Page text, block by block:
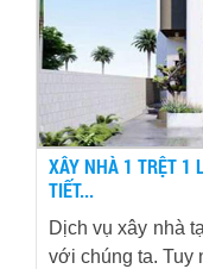
XÂY NHÀ 1 TRỆT 1
TIẾT...
Dịch vụ xây nhà
với chúng ta. Tuy